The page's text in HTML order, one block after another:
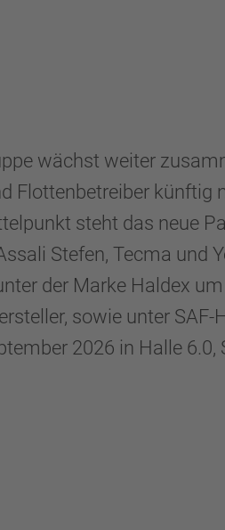
wächst weiter
Flottenbetreiber
steht das neue
Stefen, Tecma
der Marke Haldex
sowie unter
2026 in Halle 6.0,